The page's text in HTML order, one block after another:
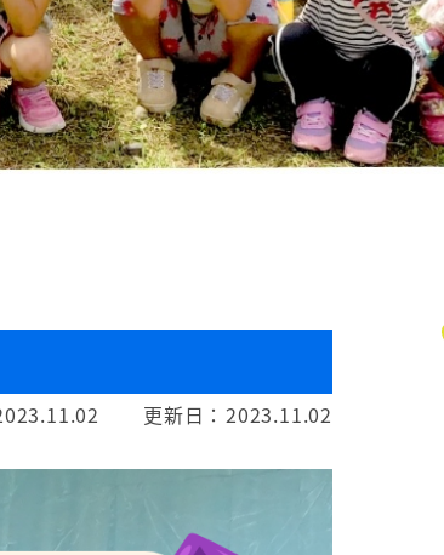
更新日： 2023.11.02